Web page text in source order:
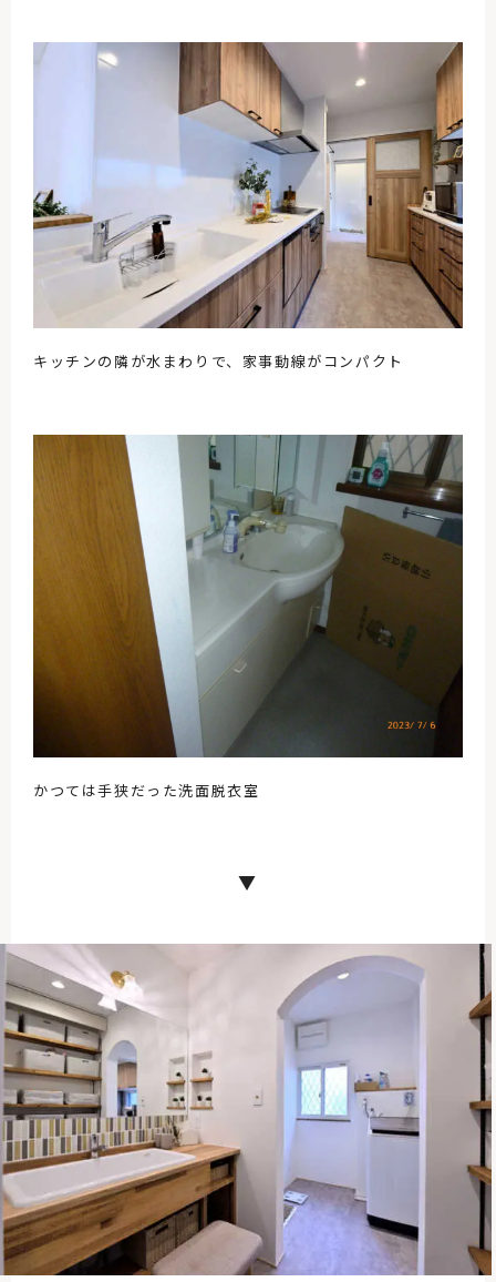
キッチンの隣が水まわりで、家事動線がコンパクト
かつては手狭だった洗面脱衣室
▼